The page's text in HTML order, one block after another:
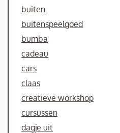
buiten
buitenspeelgoed
bumba
cadeau
cars
claas
creatieve workshop
cursussen
dagje uit